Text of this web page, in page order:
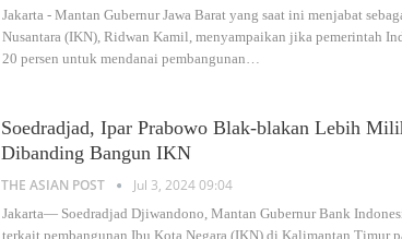
Jakarta - Mantan Gubernur Jawa Barat yang saat ini menjabat
Nusantara (IKN), Ridwan Kamil, menyampaikan jika pemerintah
20 persen untuk mendanai pembangunan
Soedradjad, Ipar Prabowo Blak-blakan Lebih
Dibanding Bangun IKN
THE ASIAN POST Jul 3, 2024 09:04
Jakarta— Soedradjad Djiwandono, Mantan Gubernur Bank
terkait pembangunan Ibu Kota Negara (IKN) di Kalimantan Timur